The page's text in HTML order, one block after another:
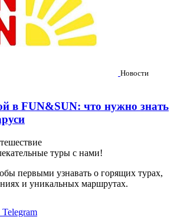
Новости
в FUN&SUN: что нужно знать
туры с нами!
первыми узнавать о горящих турах,
и уникальных маршрутах.